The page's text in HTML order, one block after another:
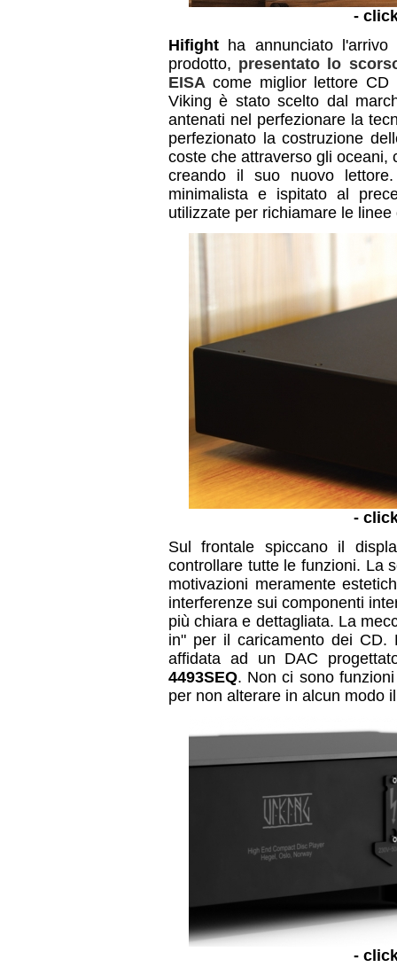
-
Hifight ha annunciato
prodotto, presentato lo
EISA come miglior lettore CD
Viking è stato scelto dal
antenati nel perfezionare la
perfezionato la costruzione
coste che attraverso gli
creando il suo nuovo
minimalista e ispitato al
utilizzate per richiamare le
-
Sul frontale spiccano il
controllare tutte le funzioni. La
motivazioni meramente
interferenze sui componenti
più chiara e dettagliata. La
in" per il caricamento dei CD.
affidata ad un DAC
4493SEQ. Non ci sono
per non alterare in alcun modo
-